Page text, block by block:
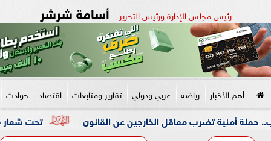
رئيس مجلس الإدارة ورئيس التحرير أسامة شرشر
أهم الأخبار رياضة عربي ودولي تقارير ومتابعات اقتصاد حوادث
تحت شعار «خدمة تضرب معاقل الخارجين عن القانون